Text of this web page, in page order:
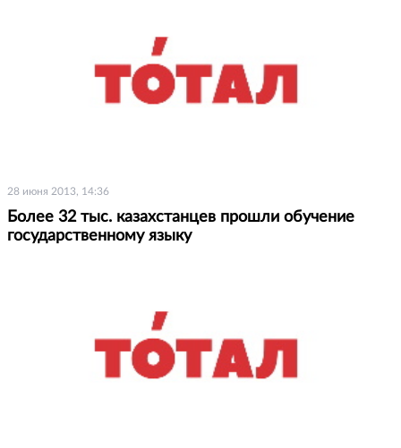
28 июня 2013, 14:36
Более 32 тыс. казахстанцев прошли обучение
государственному языку